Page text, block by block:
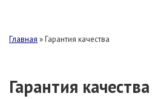
Главная »Гарантия качества
Гарантия качества